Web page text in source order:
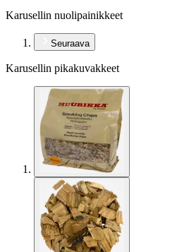
Karusellin nuolipainikkeet
Seuraava
Karusellin pikakuvakkeet